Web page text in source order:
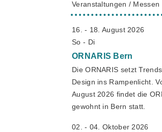
Veranstaltungen / Messen
16. - 18. August 2026
So - Di
ORNARIS Bern
Die ORNARIS setzt
Design ins Rampenlicht.
August 2026 findet die
gewohnt in Bern statt.
02. - 04. Oktober 2026